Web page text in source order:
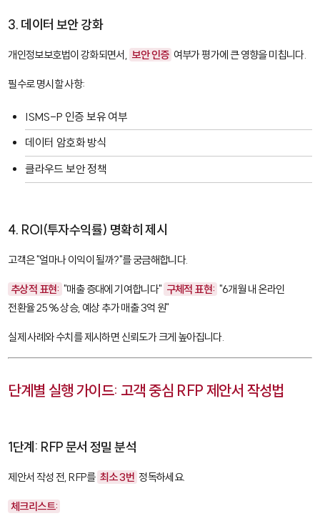
3. 데이터 보안 강화
개인정보보호법이 강화되면서, 보안 인증 여부가 평가에 큰 영향을 미칩니다.
필수로 명시할 사항:
ISMS-P 인증 보유 여부
데이터 암호화 방식
클라우드 보안 정책
4. ROI(투자수익률) 명확히 제시
고객은 "얼마나 이익이 될까?"를 궁금해합니다.
추상적 표현: "매출 증대에 기여합니다" 구체적 표현: "6개월 내 온라인
전환율 25% 상승, 예상 추가 매출 3억 원"
실제 사례와 수치를 제시하면 신뢰도가 크게 높아집니다.
단계별 실행 가이드: 고객 중심 RFP 제안서 작성법
1단계: RFP 문서 정밀 분석
제안서 작성 전, RFP를 최소 3번 정독하세요.
체크리스트: